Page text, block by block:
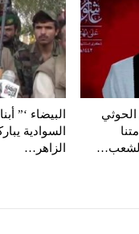
الحوثي
الشعب…
البيضاء ‘”
السوادية
الزاهر…